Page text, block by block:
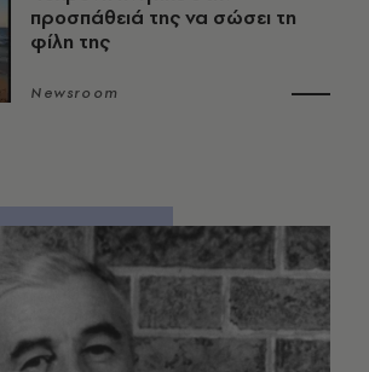
προσπάθειά της να σώσει τη
φίλη της
Newsroom